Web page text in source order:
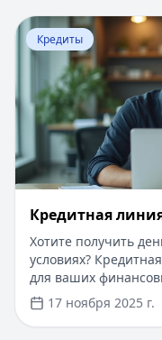
Перейти к статье:
Кредиты
Кредитная
Хотите получить
условиях?
для ваших
000 до 30 000 000
за 1 день,
Возможность
17 ноября 2025 г.